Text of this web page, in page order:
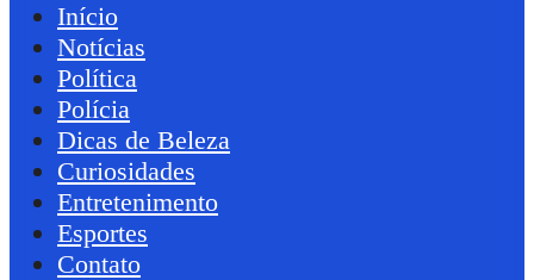
Início
Notícias
Política
Polícia
Dicas de Beleza
Curiosidades
Entretenimento
Esportes
Contato